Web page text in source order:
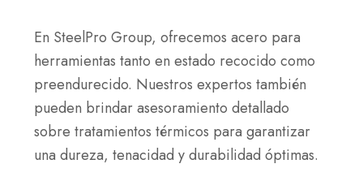
En SteelPro Group, ofrecemos acero para
herramientas tanto en estado recocido como
preendurecido. Nuestros expertos también
pueden brindar asesoramiento detallado
sobre tratamientos térmicos para garantizar
una dureza, tenacidad y durabilidad óptimas.